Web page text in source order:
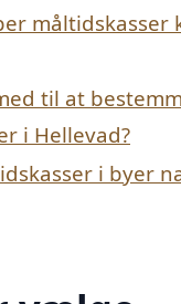
måltidskasser
til at
i Hellevad?
i byer